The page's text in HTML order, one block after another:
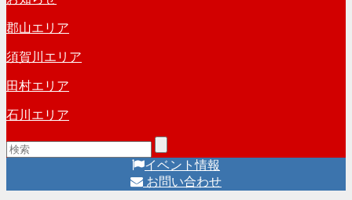
郡山エリア
須賀川エリア
田村エリア
石川エリア
イベント情報
お問い合わせ